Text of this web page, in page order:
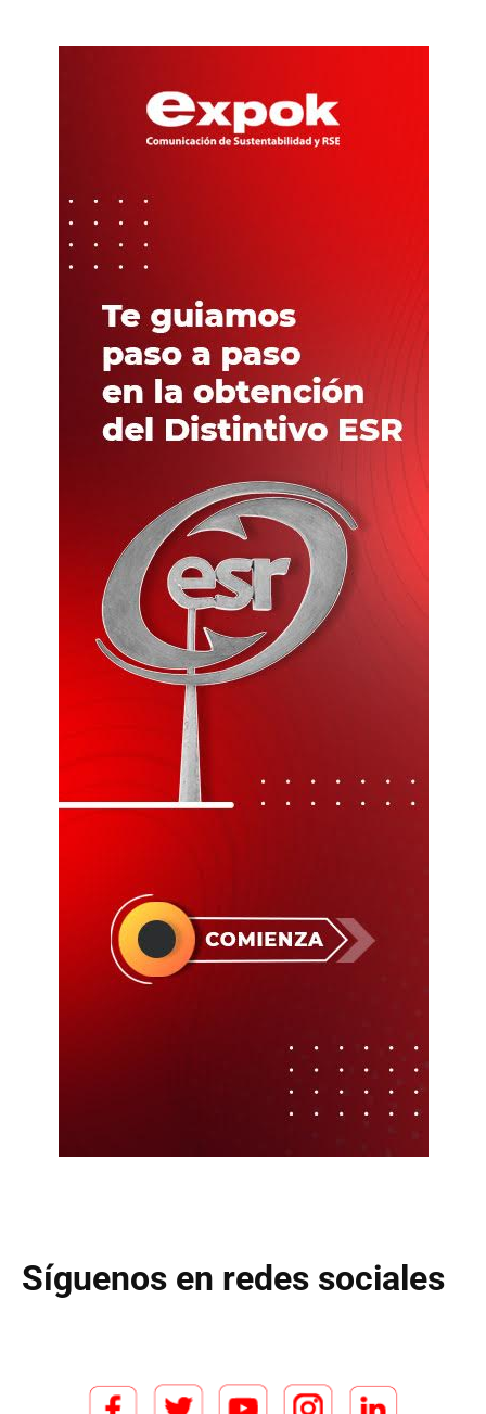
Síguenos en redes sociales